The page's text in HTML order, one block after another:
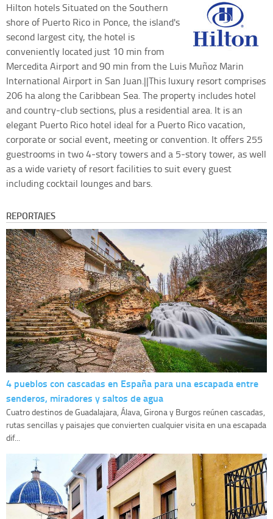
Hilton hotelsSituated on the Southern
shore of Puerto Rico in Ponce, the island's
second largest city, the hotel is
conveniently located just 10 min from
Mercedita Airport and 90 min from the Luis Muñoz Marin
International Airport in San Juan.||This luxury resort comprises
206 ha along the Caribbean Sea. The property includes hotel
and country-club sections, plus a residential area. It is an
elegant Puerto Rico hotel ideal for a Puerto Rico vacation,
corporate or social event, meeting or convention. It offers 255
guestrooms in two 4-story towers and a 5-story tower, as well
as a wide variety of resort facilities to suit every guest
including cocktail lounges and bars.
REPORTAJES
4 pueblos con cascadas en España para una escapada entre
senderos, miradores y saltos de agua
Cuatro destinos de Guadalajara, Álava, Girona y Burgos reúnen cascadas,
rutas sencillas y paisajes que convierten cualquier visita en una escapada
dif...